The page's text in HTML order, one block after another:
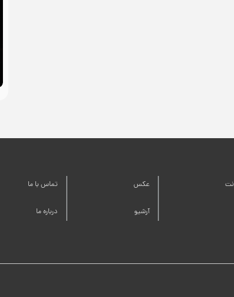
عکس
آرشیو
تماس با ما
درباره ما